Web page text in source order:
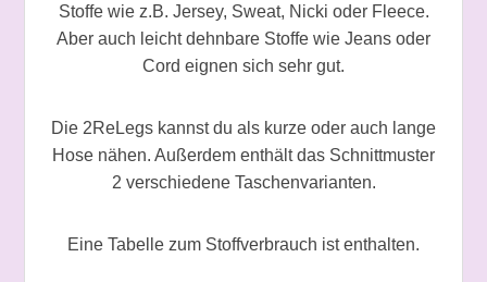
Stoffe wie z.B. Jersey, Sweat, Nicki oder Fleece.
Aber auch leicht dehnbare Stoffe wie Jeans oder
Cord eignen sich sehr gut.
Die 2ReLegs kannst du als kurze oder auch lange
Hose nähen. Außerdem enthält das Schnittmuster
2 verschiedene Taschenvarianten.
Eine Tabelle zum Stoffverbrauch ist enthalten.